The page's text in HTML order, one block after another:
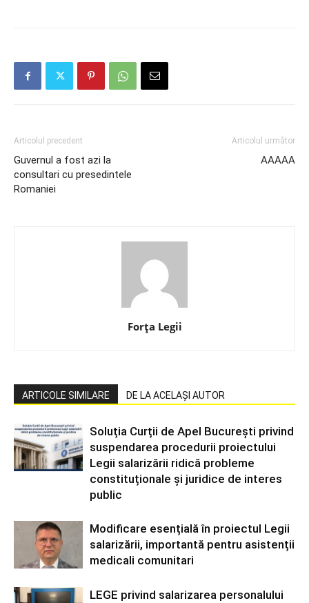
Articolul precedent
Guvernul a fost azi la
consultari cu presedintele
Romaniei
Articolul următor
AAAAA
Forța Legii
ARTICOLE SIMILARE DE LA ACELAȘI AUTOR
Soluția Curții de Apel București privind
suspendarea procedurii proiectului
Legii salarizării ridică probleme
constituționale și juridice de interes
public
Modificare esențială în proiectul Legii
salarizării, importantă pentru asistenții
medicali comunitari
LEGE privind salarizarea personalului